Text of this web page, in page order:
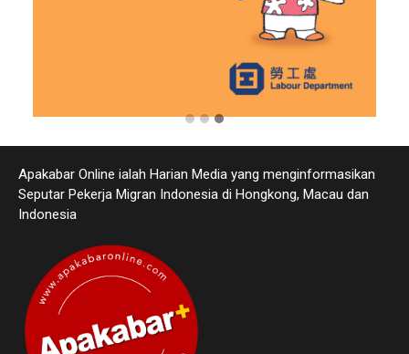
Apakabar Online ialah Harian Media yang menginformasikan
Seputar Pekerja Migran Indonesia di Hongkong, Macau dan
Indonesia